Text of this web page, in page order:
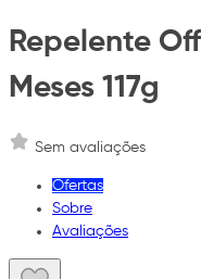
Repelente
Meses 117g
Sem avaliações
Ofertas
Sobre
Avaliações